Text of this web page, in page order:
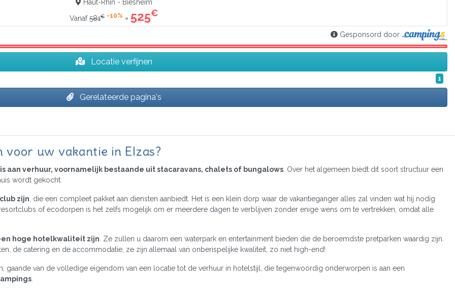
Haut-Rhin - Biesheim
Vanaf581€ -10% = 525€
Gesponsord door
Locatie verfijnen
1
Gerelateerde pagina's
uw vakantie in Elzas?
aan verhuur, voornamelijk bestaande uit stacaravans, chalets of bungalows . Over het algemeen biedt dit soort structuur een
wordt gekocht.
zijn , die een compleet pakket aan diensten aanbiedt. Het is een klein dorp waar de vakantieganger alles zal vinden wat hij nodig
of ecodorpen is het zelfs mogelijk om er meerdere dagen te verblijven zonder enige wens om te vertrekken, omdat alle
hoge hotelkwaliteit zijn . Ze zullen u daarom een waterpark en entertainment bieden die de beroemdste pretparken waardig zijn.
de catering en de accommodatie, ze zijn allemaal van onberispelijke kwaliteit, zo niet high-end!
gaande van de volledige eigendom van een locatie tot de verhuur in hotelstijl, die tegenwoordig onderworpen is aan een